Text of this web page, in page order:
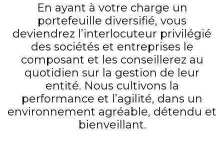
En ayant à votre charge un
portefeuille diversifié, vous
deviendrez l’interlocuteur privilégié
des sociétés et entreprises le
composant et les conseillerez au
quotidien sur la gestion de leur
entité. Nous cultivons la
performance et l’agilité, dans un
environnement agréable, détendu et
bienveillant.